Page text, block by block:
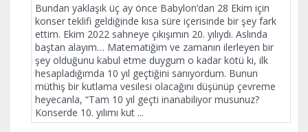
Bundan yaklaşık üç ay önce Babylon’dan 28 Ekim için
konser teklifi geldiğinde kısa süre içerisinde bir şey fark
ettim. Ekim 2022 sahneye çıkışımın 20. yılıydı. Aslında
baştan alayım… Matematiğim ve zamanın ilerleyen bir
şey olduğunu kabul etme duygum o kadar kötü ki, ilk
hesapladığımda 10 yıl geçtiğini sanıyordum. Bunun
müthiş bir kutlama vesilesi olacağını düşünüp çevreme
heyecanla, “Tam 10 yıl geçti inanabiliyor musunuz?
Konserde 10. yılımı kut ...